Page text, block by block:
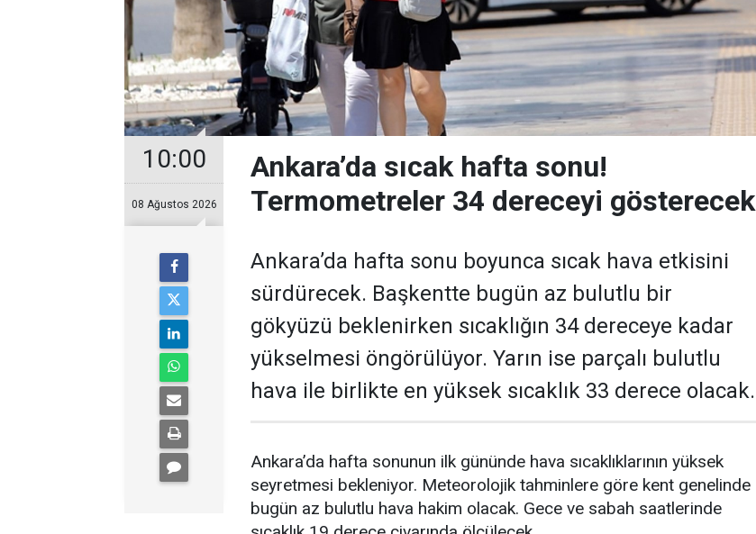
10:00
08 Ağustos 2026
Ankara’da sıcak hafta sonu!
Termometreler 34 dereceyi gösterecek
Ankara’da hafta sonu boyunca sıcak hava etkisini
sürdürecek. Başkentte bugün az bulutlu bir
gökyüzü beklenirken sıcaklığın 34 dereceye kadar
yükselmesi öngörülüyor. Yarın ise parçalı bulutlu
hava ile birlikte en yüksek sıcaklık 33 derece olacak.
Ankara’da hafta sonunun ilk gününde hava sıcaklıklarının yüksek
seyretmesi bekleniyor. Meteorolojik tahminlere göre kent genelinde
bugün az bulutlu hava hakim olacak. Gece ve sabah saatlerinde